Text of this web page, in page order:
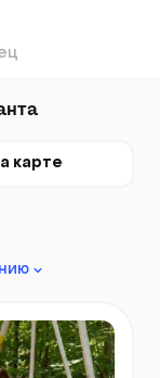
карте